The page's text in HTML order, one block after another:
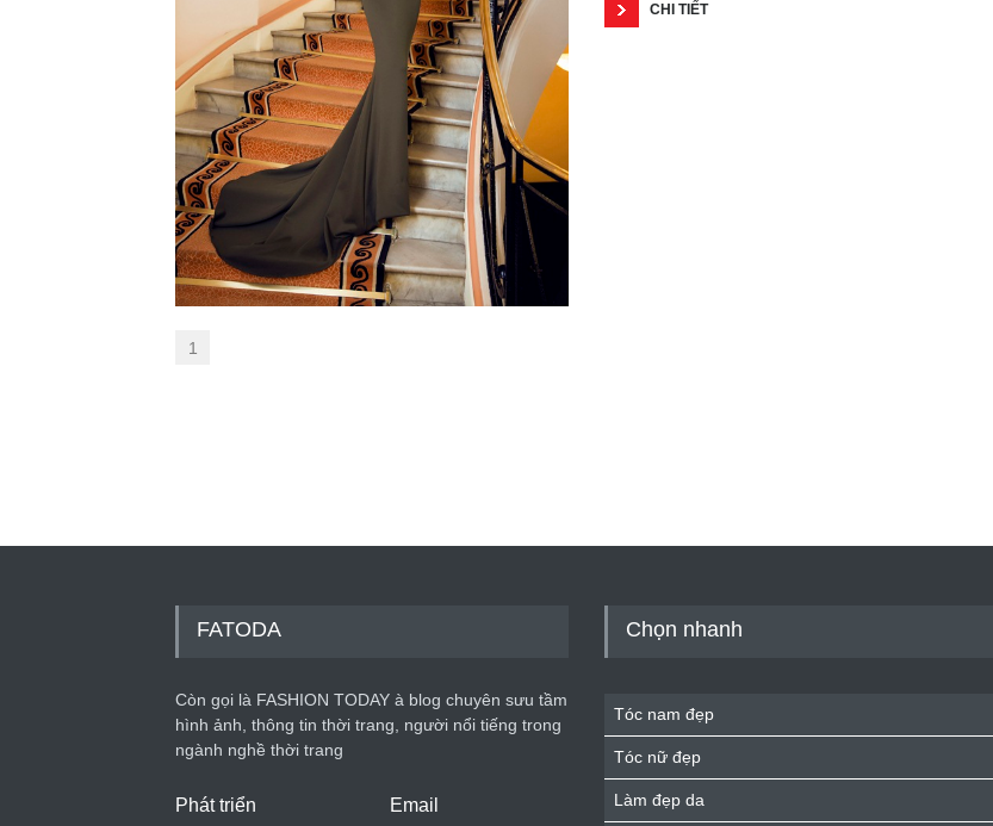
CHI TIẾT
1
FATODA
Còn gọi là FASHION TODAY à blog chuyên sưu tầm
hình ảnh, thông tin thời trang, người nổi tiếng trong
ngành nghề thời trang
Phát triển Email
Chọn nhanh
Tóc nam đẹp
Tóc nữ đẹp
Làm đẹp da